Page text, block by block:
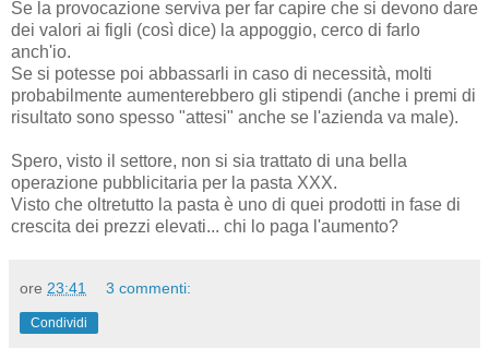
Se la provocazione serviva per far capire che si devono dare
dei valori ai figli (così dice) la appoggio, cerco di farlo
anch'io.
Se si potesse poi abbassarli in caso di necessità, molti
probabilmente aumenterebbero gli stipendi (anche i premi di
risultato sono spesso "attesi" anche se l'azienda va male).
Spero, visto il settore, non si sia trattato di una bella
operazione pubblicitaria per la pasta XXX.
Visto che oltretutto la pasta è uno di quei prodotti in fase di
crescita dei prezzi elevati... chi lo paga l'aumento?
ore 23:41 3 commenti:
Condividi